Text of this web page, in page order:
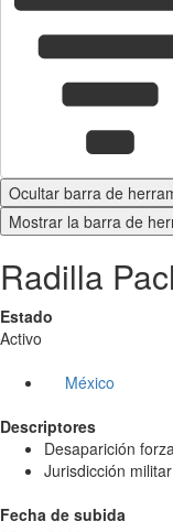
Ocultar barra de
Mostrar la barra de
Radilla
Estado
Activo
México
Descriptores
Desaparición
Jurisdicción militar
Fecha de subida